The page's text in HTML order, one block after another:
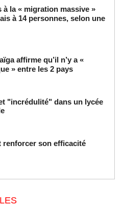
à la « migration massive »
à 14 personnes, selon une
affirme qu’il n’y a «
» entre les 2 pays
"incrédulité" dans un lycée
renforcer son efficacité